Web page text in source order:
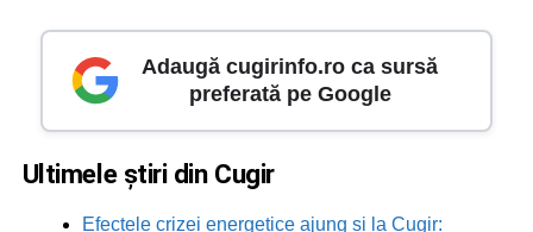
Adaugă cugirinfo.ro ca sursă
preferată pe Google
Ultimele știri din Cugir
Efectele crizei energetice ajung și la Cugir: